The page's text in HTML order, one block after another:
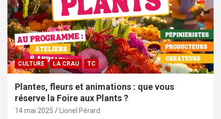
CULTURE LA CRAU TC
Plantes, fleurs et animations : que vous
réserve la Foire aux Plants ?
14 mai 2025 Lionel Pérard